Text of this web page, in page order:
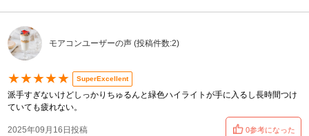
モアコンユーザーの声 (投稿件数:2)
★★★★★ SuperExcellent
派手すぎないけどしっかりちゅるんと緑色ハイライトが手に入るし長時間つけ
ていても疲れない。
2025年09月16日投稿 0参考になった